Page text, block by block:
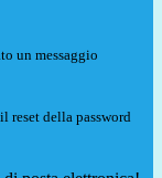
un messaggio
reset della password